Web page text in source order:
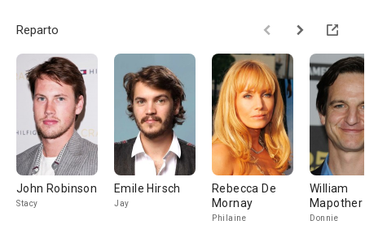
Reparto
John Robinson
Stacy
Emile Hirsch
Jay
Rebecca De
Mornay
Philaine
William
Mapother
Donnie